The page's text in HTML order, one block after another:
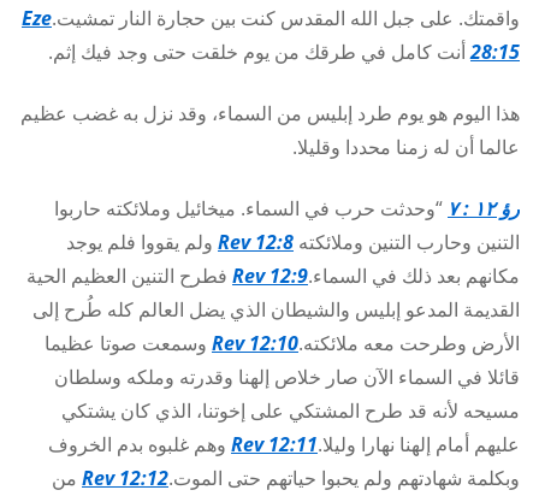
واقمتك. على جبل الله المقدس كنت بين حجارة النار تمشيت.Eze
28:15أنت كامل في طرقك من يوم خلقت حتى وجد فيك إثم.
هذا اليوم هو يوم طرد إبليس من السماء، وقد نزل به غضب عظيم
عالما أن له زمنا محددا وقليلا.
رؤ ١٢ : ٧
“وحدثت حرب في السماء. ميخائيل وملائكته حاربوا
التنين وحارب التنين وملائكته Rev 12:8 ولم يقووا فلم يوجد
مكانهم بعد ذلك في السماء.Rev 12:9 فطرح التنين العظيم الحية
القديمة المدعو إبليس والشيطان الذي يضل العالم كله طُرح إلى
الأرض وطرحت معه ملائكته.Rev 12:10 وسمعت صوتا عظيما
قائلا في السماء الآن صار خلاص إلهنا وقدرته وملكه وسلطان
مسيحه لأنه قد طرح المشتكي على إخوتنا، الذي كان يشتكي
عليهم أمام إلهنا نهارا وليلا.Rev 12:11 وهم غلبوه بدم الخروف
وبكلمة شهادتهم ولم يحبوا حياتهم حتى الموت.Rev 12:12 من